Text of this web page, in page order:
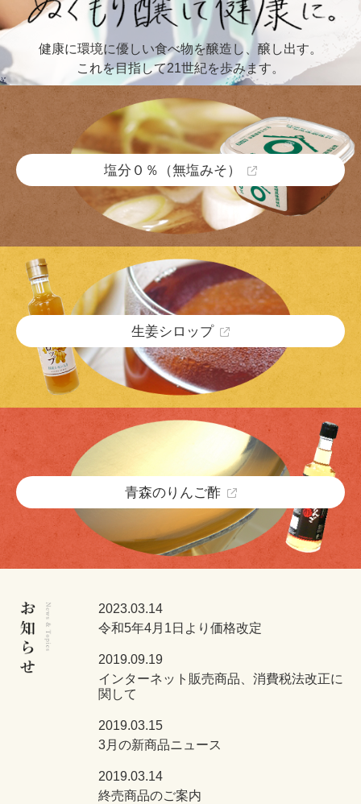
健康に環境に優しい食べ物を醸造し、醸し出す。
これを目指して21世紀を歩みます。
塩分０％（無塩みそ）
生姜シロップ
青森のりんご酢
お知らせ News&Topics
2023.03.14
令和5年4月1日より価格改定
2019.09.19
インターネット販売商品、消費税法改正に
関して
2019.03.15
3月の新商品ニュース
2019.03.14
終売商品のご案内